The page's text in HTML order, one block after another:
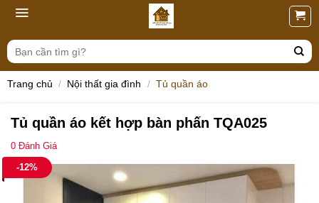
Skip
content
Tìm
kiếm:
Trang chủ / Nội thất gia đình / Tủ quần áo
Tủ quần áo kết hợp bàn phấn TQA025
0 Đánh Giá
-12%